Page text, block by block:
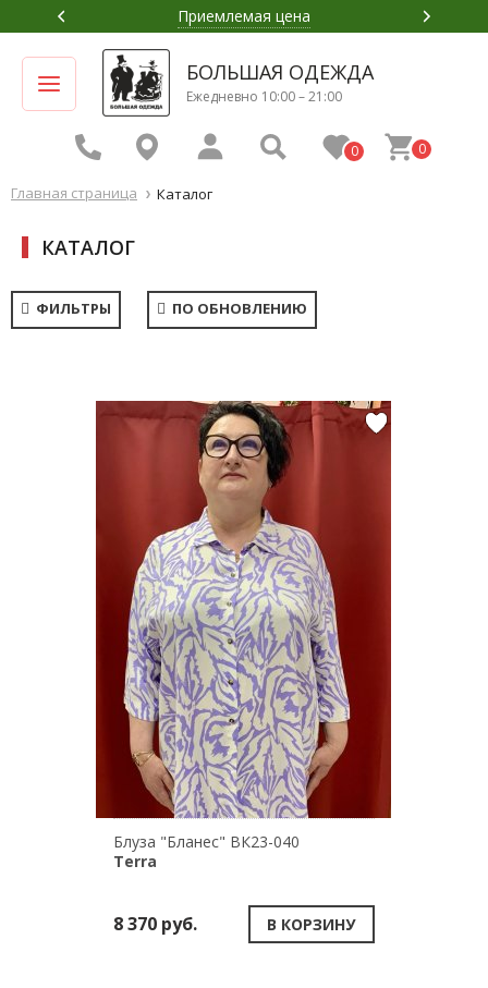
Приемлемая цена
БОЛЬШАЯ ОДЕЖДА
Ежедневно 10:00 – 21:00
0 0
Главная страница Каталог
КАТАЛОГ
ФИЛЬТРЫ ПО ОБНОВЛЕНИЮ
Блуза "Бланес" ВК23-040
Terra
8 370 руб. В КОРЗИНУ